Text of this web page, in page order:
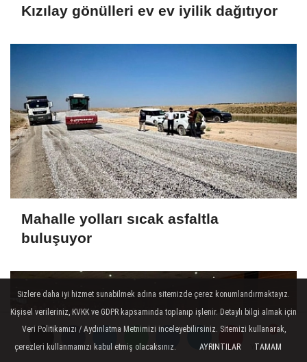
Yorumlar
Yorumlar
Kızılay gönülleri ev ev iyilik dağıtıyor
Mahalle yolları sıcak asfaltla
buluşuyor
Sizlere daha iyi hizmet sunabilmek adına sitemizde çerez konumlandırmaktayız.
Kişisel verileriniz, KVKK ve GDPR kapsamında toplanıp işlenir. Detaylı bilgi almak için
Veri Politikamızı / Aydınlatma Metnimizi inceleyebilirsiniz. Sitemizi kullanarak,
çerezleri kullanmamızı kabul etmiş olacaksınız.
AYRINTILAR TAMAM